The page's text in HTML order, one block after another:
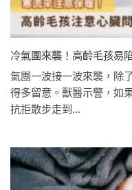
冷氣團來襲！高齡毛孩易
氣團一波接一波來襲，除
得多留意。獸醫示警，如
抗拒散步走到...